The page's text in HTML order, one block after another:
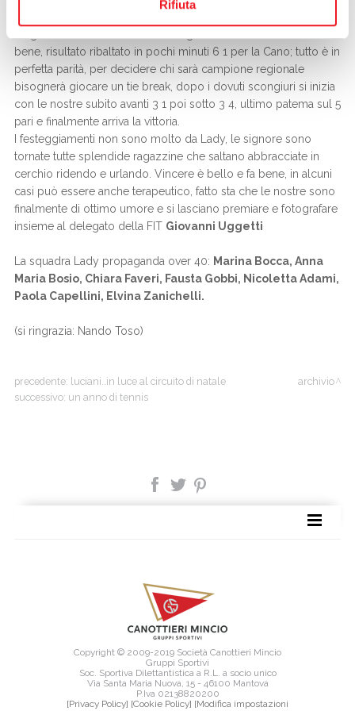
Rifiuta
bene, risultato ribaltato in pochi minuti 6 1 per la Cano; tutto è in
perfetta parità, per decidere chi sarà campione regionale
bisognerà giocare un tie break, dopo i dovuti scongiuri si inizia
con le nostre subito avanti 3 1 poi sotto 3 4, ultimo patema sul 5
pari e finalmente arriva la vittoria.
I festeggiamenti non sono molto da Lady, le signore sono
tornate tutte splendide ragazzine che saltano abbracciate in
cerchio ridendo e urlando. Vincere è bello e fa bene, in alcuni
casi può essere anche terapeutico, fatto sta che le nostre sono
finalmente di ottimo umore e si lasciano premiare e fotografare
insieme al delegato della FIT Giovanni Uggetti
La squadra Lady propaganda over 40: Marina Bocca, Anna
Maria Bosio, Chiara Faveri, Fausta Gobbi, Nicoletta Adami,
Paola Capellini, Elvina Zanichelli.
(si ringrazia: Nando Toso)
precedente: luciani..in luce al circuito di natale
successivo: un anno di tennis
archivio
Copyright © 2009-2019 Società Canottieri Mincio
Gruppi Sportivi
Soc. Sportiva Dilettantistica a R.L. a socio unico
Via Santa Maria Nuova, 15 - 46100 Mantova
P.Iva 02138820200
[Privacy Policy] [Cookie Policy] [Modifica impostazioni